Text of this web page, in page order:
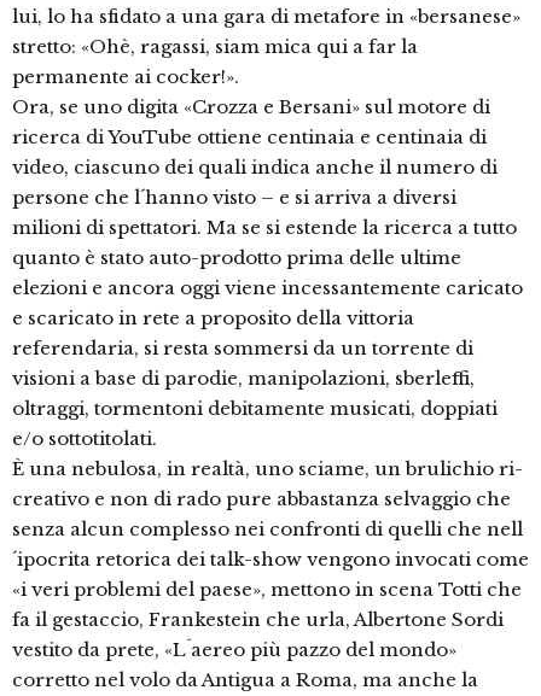
lui, lo ha sfidato a una gara di metafore in «bersanese»
stretto: «Ohè, ragassi, siam mica qui a far la
permanente ai cocker!».
Ora, se uno digita «Crozza e Bersani» sul motore di
ricerca di YouTube ottiene centinaia e centinaia di
video, ciascuno dei quali indica anche il numero di
persone che l´hanno visto – e si arriva a diversi
milioni di spettatori. Ma se si estende la ricerca a tutto
quanto è stato auto-prodotto prima delle ultime
elezioni e ancora oggi viene incessantemente caricato
e scaricato in rete a proposito della vittoria
referendaria, si resta sommersi da un torrente di
visioni a base di parodie, manipolazioni, sberleffi,
oltraggi, tormentoni debitamente musicati, doppiati
e/o sottotitolati.
È una nebulosa, in realtà, uno sciame, un brulichio ri-
creativo e non di rado pure abbastanza selvaggio che
senza alcun complesso nei confronti di quelli che nell
´ipocrita retorica dei talk-show vengono invocati come
«i veri problemi del paese», mettono in scena Totti che
fa il gestaccio, Frankestein che urla, Albertone Sordi
vestito da prete, «L´aereo più pazzo del mondo»
corretto nel volo da Antigua a Roma, ma anche la